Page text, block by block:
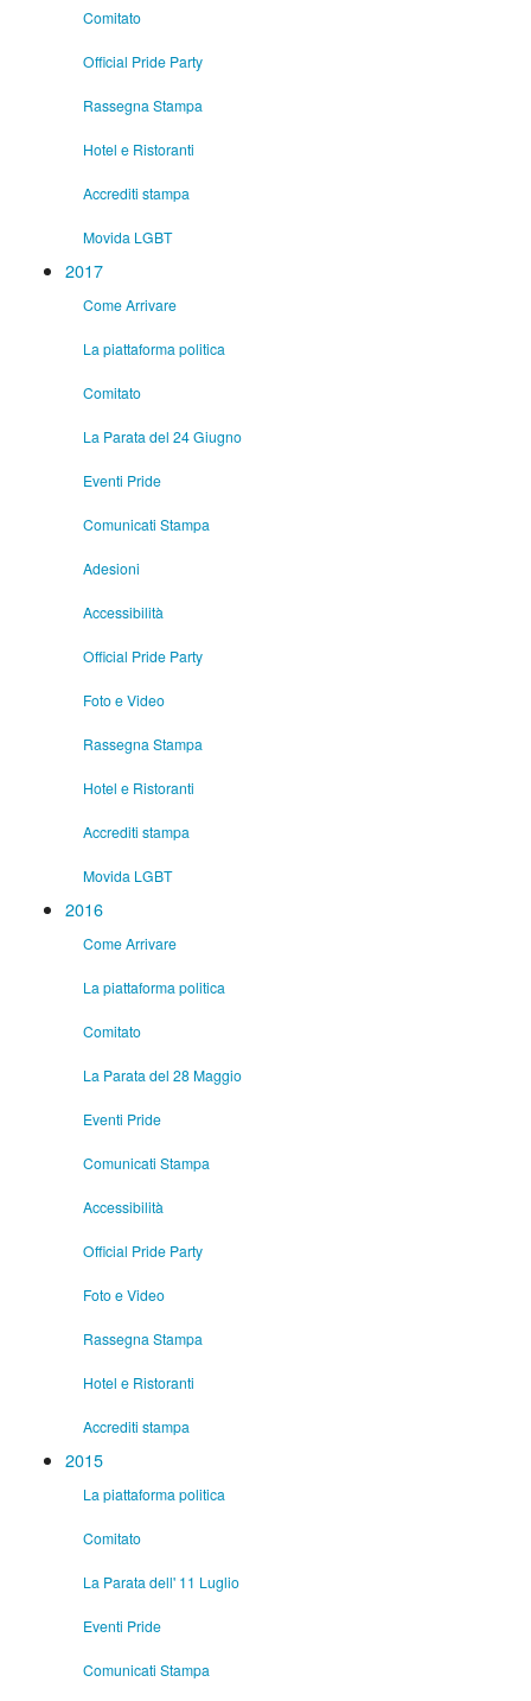
Comitato
Official Pride Party
Rassegna Stampa
Hotel e Ristoranti
Accrediti stampa
Movida LGBT
2017
Come Arrivare
La piattaforma politica
Comitato
La Parata del 24 Giugno
Eventi Pride
Comunicati Stampa
Adesioni
Accessibilità
Official Pride Party
Foto e Video
Rassegna Stampa
Hotel e Ristoranti
Accrediti stampa
Movida LGBT
2016
Come Arrivare
La piattaforma politica
Comitato
La Parata del 28 Maggio
Eventi Pride
Comunicati Stampa
Accessibilità
Official Pride Party
Foto e Video
Rassegna Stampa
Hotel e Ristoranti
Accrediti stampa
2015
La piattaforma politica
Comitato
La Parata dell' 11 Luglio
Eventi Pride
Comunicati Stampa